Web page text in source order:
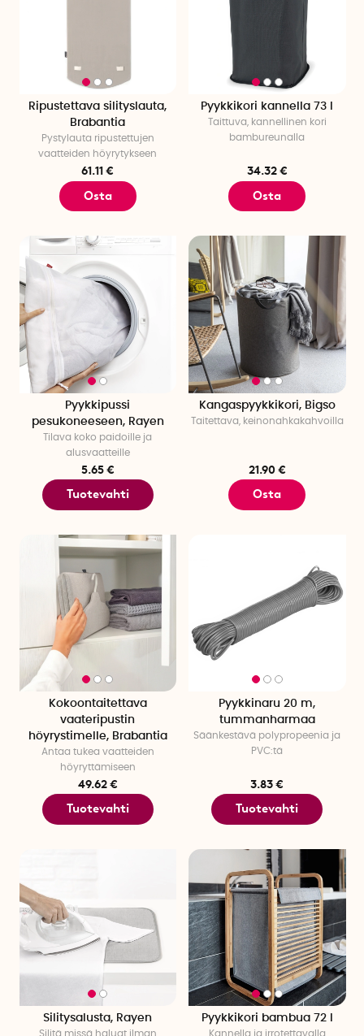
Ripustettava silityslauta,
Brabantia
Pystylauta ripustettujen
vaatteiden höyrytykseen
61.11 €
Osta
Pyykkikori kannella 73 l
Taittuva, kannellinen kori
bambureunalla
34.32 €
Osta
Pyykkipussi
pesukoneeseen, Rayen
Tilava koko paidoille ja
alusvaatteille
5.65 €
Tuotevahti
Kangaspyykkikori, Bigso
Taitettava, keinonahkakahvoilla
21.90 €
Osta
Kokoontaitettava
vaateripustin
höyrystimelle, Brabantia
Antaa tukea vaatteiden
höyryttämiseen
49.62 €
Tuotevahti
Pyykkinaru 20 m,
tummanharmaa
Säänkestävä polypropeenia ja
PVC:tä
3.83 €
Tuotevahti
Silitysalusta, Rayen
Silitä missä haluat ilman
Pyykkikori bambua 72 l
Kannella ja irrotettavalla